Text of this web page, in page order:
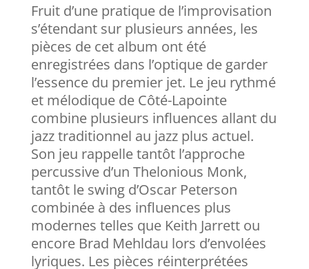
Fruit d’une pratique de l’improvisation
s’étendant sur plusieurs années, les
pièces de cet album ont été
enregistrées dans l’optique de garder
l’essence du premier jet. Le jeu rythmé
et mélodique de Côté-Lapointe
combine plusieurs influences allant du
jazz traditionnel au jazz plus actuel.
Son jeu rappelle tantôt l’approche
percussive d’un Thelonious Monk,
tantôt le swing d’Oscar Peterson
combinée à des influences plus
modernes telles que Keith Jarrett ou
encore Brad Mehldau lors d’envolées
lyriques. Les pièces réinterprétées